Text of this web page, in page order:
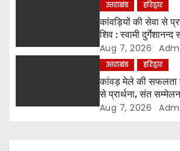
उत्तराखंड हरिद्वार
कांवड़ियों की सेवा से
शिव : स्वामी दुर्गेशानन्द
Aug 7, 2026
उत्तराखंड हरिद्वार
कांवड़ मेले की सफलता
से प्रार्थना, संत
पर मंथन
Aug 7, 2026